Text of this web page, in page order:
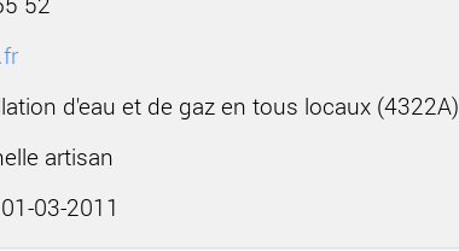
d'eau et de gaz en tous locaux (4322A)
artisan
01-03-2011